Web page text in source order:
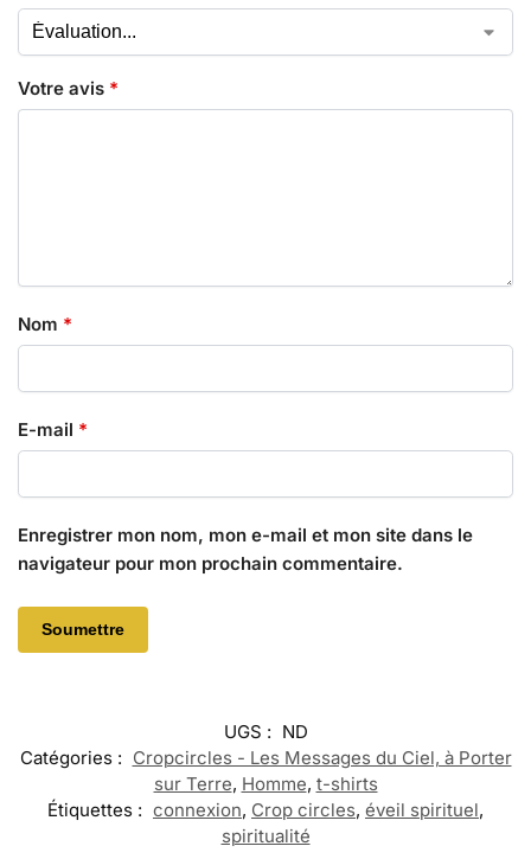
Votre avis *
Nom *
E-mail *
Enregistrer mon nom, mon e-mail et mon site dans le
navigateur pour mon prochain commentaire.
UGS : ND
Catégories : Cropcircles - Les Messages du Ciel, à Porter
sur Terre, Homme, t-shirts
Étiquettes : connexion, Crop circles, éveil spirituel,
spiritualité